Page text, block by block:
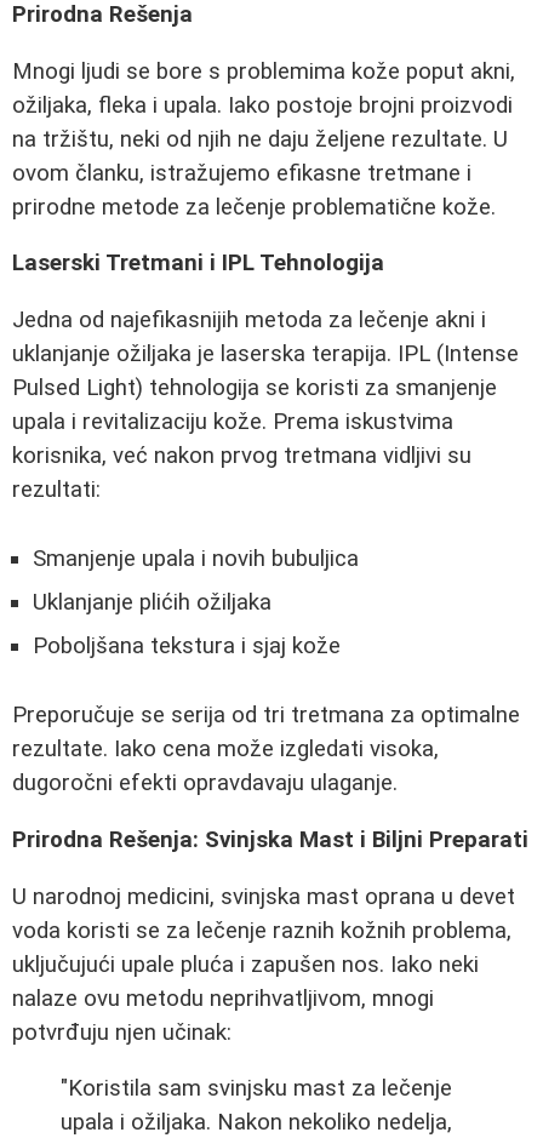
Prirodna Rešenja
Mnogi ljudi se bore s problemima kože poput akni,
ožiljaka, fleka i upala. Iako postoje brojni proizvodi
na tržištu, neki od njih ne daju željene rezultate. U
ovom članku, istražujemo efikasne tretmane i
prirodne metode za lečenje problematične kože.
Laserski Tretmani i IPL Tehnologija
Jedna od najefikasnijih metoda za lečenje akni i
uklanjanje ožiljaka je laserska terapija. IPL (Intense
Pulsed Light) tehnologija se koristi za smanjenje
upala i revitalizaciju kože. Prema iskustvima
korisnika, već nakon prvog tretmana vidljivi su
rezultati:
Smanjenje upala i novih bubuljica
Uklanjanje plićih ožiljaka
Poboljšana tekstura i sjaj kože
Preporučuje se serija od tri tretmana za optimalne
rezultate. Iako cena može izgledati visoka,
dugoročni efekti opravdavaju ulaganje.
Prirodna Rešenja: Svinjska Mast i Biljni Preparati
U narodnoj medicini, svinjska mast oprana u devet
voda koristi se za lečenje raznih kožnih problema,
uključujući upale pluća i zapušen nos. Iako neki
nalaze ovu metodu neprihvatljivom, mnogi
potvrđuju njen učinak:
"Koristila sam svinjsku mast za lečenje
upala i ožiljaka. Nakon nekoliko nedelja,